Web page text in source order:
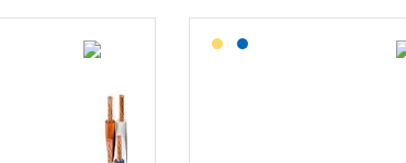
Lagerført: Grossist
Lagerført: NEK Kabel